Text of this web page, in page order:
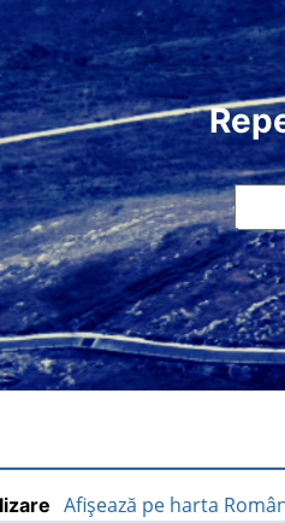
Afişează pe harta